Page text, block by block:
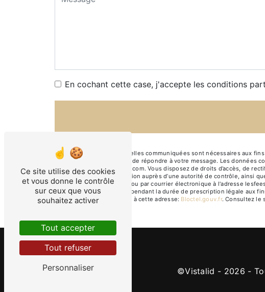
En cochant cette case, j'accepte les conditions
** Les données personnelles communiquées sont nécessaires aux
traitants dans le seul but de répondre à votre message. Les données
lesfeeschouettes@gmail.com. Vous disposez de droits d’accès, de
d’introduire une réclamation auprès d’une autorité de contrôle, ainsi
Gaussens 33520 Bruges ou par courrier électronique à l'adresse
de prise de contact puis pendant la durée de prescription légale aux
téléphonique, disponible à cette adresse:
Bloctel.gouv.fr. Consultez le
©Vistalid - 2026 -
Ce site utilise des cookies
et vous donne le contrôle
sur ceux que vous
souhaitez activer
Tout accepter
Tout refuser
Personnaliser